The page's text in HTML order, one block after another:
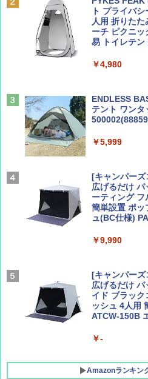
￥1,500
AIRLINE（エ
集】ボーイン
￥1,760
￥2,079
球の歩き方A
A26 地球の歩
ァキア 2026
ト プライバ
人用 折りた
ーチ ピクニ
易 トイレテン
￥4,980
ENDLESS
テント ワン
￥5,999
[キャンパーズ
広げるだけ パ
ーティング フ
簡単設置 ポッ
ュ(BC仕様)
￥9,990
[キャンパーズ
広げるだけ パ
イド ブラック
ッシュ 4人用
ATCW-150B
￥-
Amazonランキン